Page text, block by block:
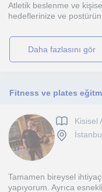
Atletik beslenme ve
hedeflerinize ve
daha fazlasını gör
Kisisel
Tamamen bireysel
yapıyorum. Ayrıca